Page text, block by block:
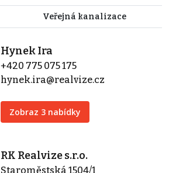
Veřejná kanalizace
Hynek Ira
+420 775 075 175
hynek.ira@realvize.cz
Zobraz 3 nabídky
RK Realvize s.r.o.
Staroměstská 1504/1